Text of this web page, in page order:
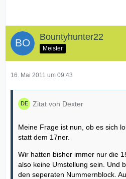
Bountyhunter22
Meister
16. Mai 2011 um 09:43
Zitat von Dexter
Meine Frage ist nun, ob es sich
statt dem 17ner.
Wir hatten bisher immer nur die
also keine Umstellung sein. Und
den seperaten Nummernblock.